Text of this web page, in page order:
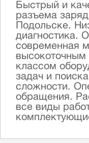
Быстрый и
разъема
Подольске.
диагностика.
современная
классом
задач и
сложности.
обращения.
все виды